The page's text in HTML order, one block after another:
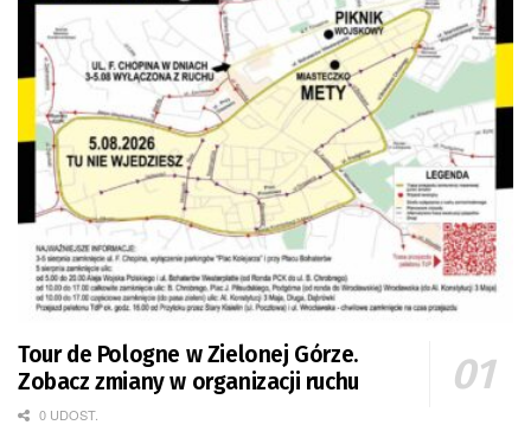
Tour de Pologne w Zielonej Górze.
Zobacz zmiany w organizacji ruchu
0 UDOST.